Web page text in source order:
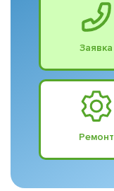
Заявка
Ремонт